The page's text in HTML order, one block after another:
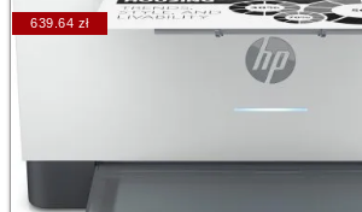
639.64 zł